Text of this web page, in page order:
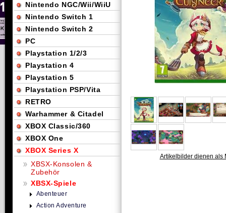
Artikelbilder dienen als
Nintendo NGC/Wii/WiiU
Nintendo Switch 1
Nintendo Switch 2
PC
Playstation 1/2/3
Playstation 4
Playstation 5
Playstation PSP/Vita
RETRO
Warhammer & Citadel
XBOX Classic/360
XBOX One
XBOX Series X
XBSX-Konsolen &
Zubehör
XBSX-Spiele
Abenteuer
Action Adventure